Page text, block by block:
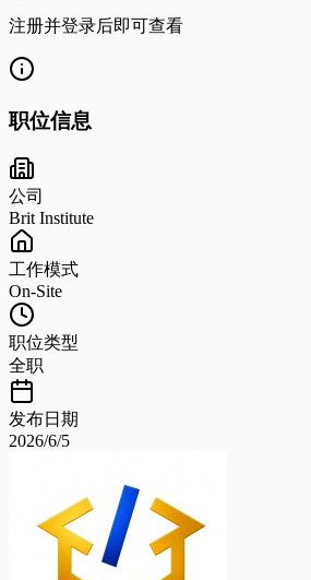
注册并登录后即可查看
职位信息
公司
Brit Institute
工作模式
On-Site
职位类型
全职
发布日期
2026/6/5